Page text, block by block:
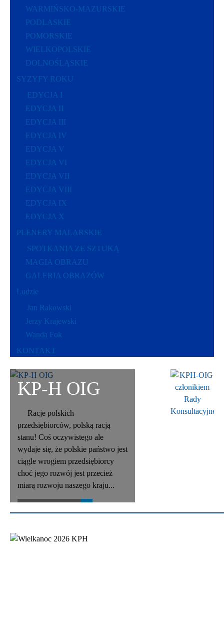
WARMIŃSKO-MAZURSKIE
PODLASKIE
POMORSKIE
WIELKOPOLSKIE
DOLNOŚLĄSKIE
SYZYFY ROKU
EDYCJA I
EDYCJA II
EDYCJA III
EDYCJA IV
EDYCJA V
EDYCJA VI
EDYCJA VII
EDYCJA VIII
EDYCJA IX
EDYCJA X
PLENERY MALARSKIE
SPOTKANIA ZE SZTUKĄ
MAGIA OBRAZU
GALERIA OBRAZÓW
Ludzie
Jan Rakowski
Jerzy Krajewski
Wanda Fok
KONTAKT
KP-H OIG
Racje polskich
przedsiębiorców, polską racją
stanu! Coś oczywistego ale
wydaje się, że polskie państwo jest
ciągle wrogiem przedsiębiorcy
choć jego rozwój jest przecież
miarą rozwoju naszego kraju...